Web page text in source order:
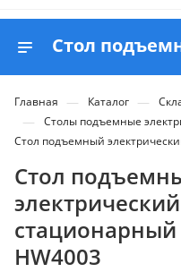
Главная — Каталог —
— Столы подъемные
Стол подъемный
Стол
электрический
HW4003